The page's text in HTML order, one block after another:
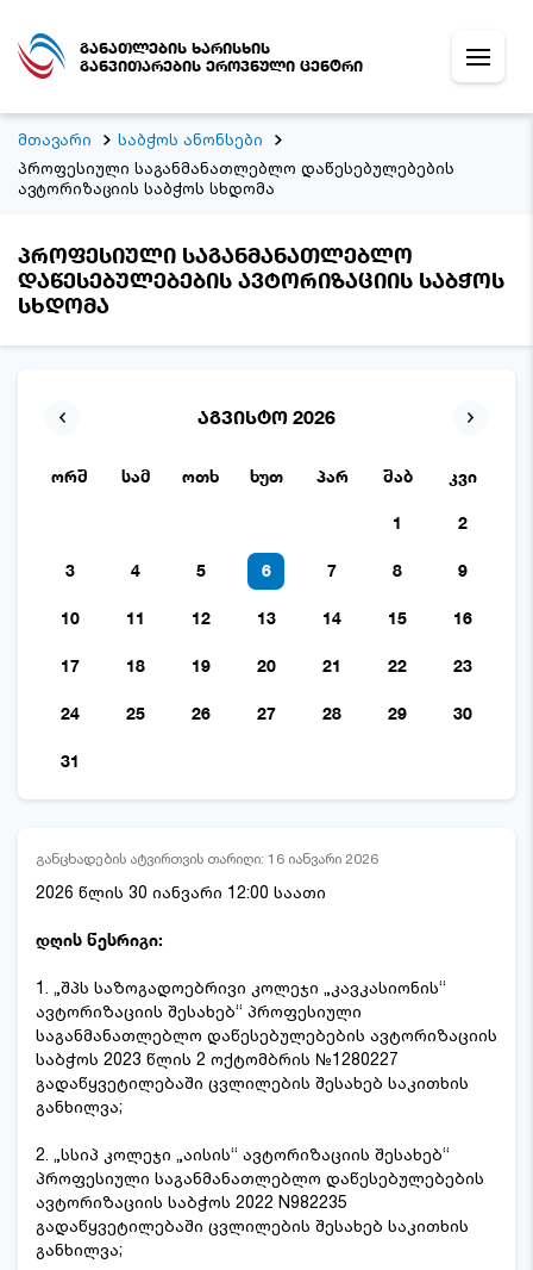
განათლების ხარისხის
განვითარების ეროვნული ცენტრი
მთავარი
საბჭოს ანონსები
პროფესიული საგანმანათლებლო დაწესებულებების
ავტორიზაციის საბჭოს სხდომა
პროფესიული საგანმანათლებლო
დაწესებულებების ავტორიზაციის საბჭოს
სხდომა
აგვისტო 2026
ორშ სამ ოთხ ხუთ პარ შაბ კვი
1 2
3 4 5 6 7 8 9
10 11 12 13 14 15 16
17 18 19 20 21 22 23
24 25 26 27 28 29 30
31
განცხადების ატვირთვის თარიღი: 16 იანვარი 2026
2026 წლის 30 იანვარი 12:00 საათი
დღის წესრიგი:
1. „შპს საზოგადოებრივი კოლეჯი „კავკასიონის“
ავტორიზაციის შესახებ“ პროფესიული
საგანმანათლებლო დაწესებულებების ავტორიზაციის
საბჭოს 2023 წლის 2 ოქტომბრის №1280227
გადაწყვეტილებაში ცვლილების შესახებ საკითხის
განხილვა;
2. „სსიპ კოლეჯი „აისის“ ავტორიზაციის შესახებ“
პროფესიული საგანმანათლებლო დაწესებულებების
ავტორიზაციის საბჭოს 2022 N982235
გადაწყვეტილებაში ცვლილების შესახებ საკითხის
განხილვა;